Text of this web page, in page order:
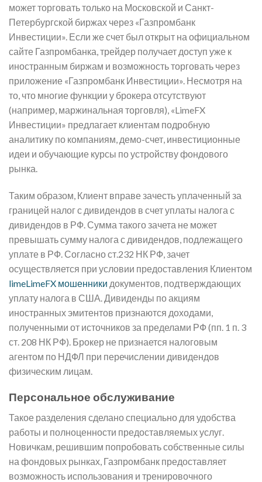
может торговать только на Московской и Санкт-
Петербургской биржах через «Газпромбанк
Инвестиции». Если же счет был открыт на официальном
сайте Газпромбанка, трейдер получает доступ уже к
иностранным биржам и возможность торговать через
приложение «Газпромбанк Инвестиции». Несмотря на
то, что многие функции у брокера отсутствуют
(например, маржинальная торговля), «LimeFX
Инвестиции» предлагает клиентам подробную
аналитику по компаниям, демо-счет, инвестиционные
идеи и обучающие курсы по устройству фондового
рынка.
Таким образом, Клиент вправе зачесть уплаченный за
границей налог с дивидендов в счет уплаты налога с
дивидендов в РФ. Сумма такого зачета не может
превышать сумму налога с дивидендов, подлежащего
уплате в РФ. Согласно ст.232 НК РФ, зачет
осуществляется при условии предоставления Клиентом
limeLimeFX мошенники документов, подтверждающих
уплату налога в США. Дивиденды по акциям
иностранных эмитентов признаются доходами,
полученными от источников за пределами РФ (пп. 1 п. 3
ст. 208 НК РФ). Брокер не признается налоговым
агентом по НДФЛ при перечислении дивидендов
физическим лицам.
Персональное обслуживание
Такое разделения сделано специально для удобства
работы и полноценности предоставляемых услуг.
Новичкам, решившим попробовать собственные силы
на фондовых рынках, Газпромбанк предоставляет
возможность использования и тренировочного